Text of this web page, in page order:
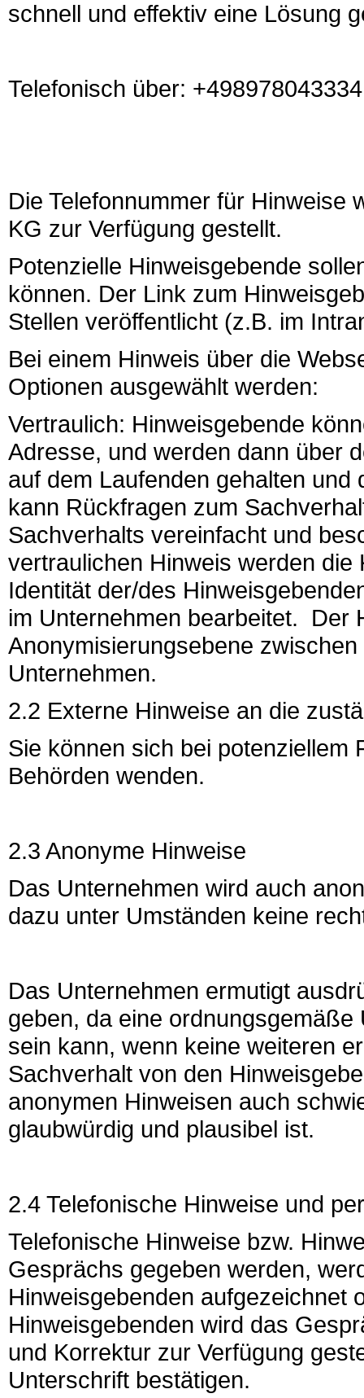
schnell und effektiv eine Lösung
Telefonisch über:
Die Telefonnummer für Hinweise
KG zur Verfügung gestellt.
Potenzielle Hinweisgebende
können. Der Link zum
Stellen veröffentlicht (z.B. im
Bei einem Hinweis über die
Optionen ausgewählt werden:
Vertraulich: Hinweisgebende
Adresse, und werden dann über
auf dem Laufenden gehalten
kann Rückfragen zum
Sachverhalts vereinfacht und
vertraulichen Hinweis werden
Identität der/des
im Unternehmen bearbeitet.
Der
Anonymisierungsebene
Unternehmen.
2.2 Externe Hinweise an die
Sie können sich bei potenziellem
Behörden wenden.
2.3 Anonyme Hinweise
Das Unternehmen wird auch
dazu unter Umständen keine
Das Unternehmen ermutigt
geben, da eine
sein kann, wenn keine weiteren
Sachverhalt von den
anonymen Hinweisen auch
glaubwürdig und plausibel ist.
2.4 Telefonische Hinweise und
Telefonische Hinweise bzw.
Gesprächs gegeben werden,
Hinweisgebenden aufgezeichnet
Hinweisgebenden wird das
und Korrektur zur Verfügung
Unterschrift bestätigen.